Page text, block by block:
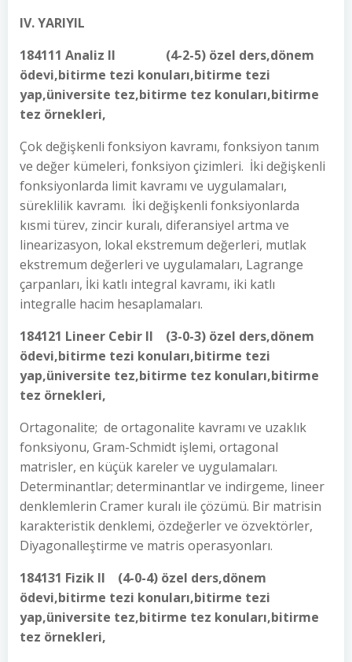
IV. YARIYIL
184111 Analiz II (4-2-5) özel ders,dönem
ödevi,bitirme tezi konuları,bitirme tezi
yap,üniversite tez,bitirme tez konuları,bitirme
tez örnekleri,
Çok değişkenli fonksiyon kavramı, fonksiyon tanım
ve değer kümeleri, fonksiyon çizimleri. İki değişkenli
fonksiyonlarda limit kavramı ve uygulamaları,
süreklilik kavramı. İki değişkenli fonksiyonlarda
kısmi türev, zincir kuralı, diferansiyel artma ve
linearizasyon, lokal ekstremum değerleri, mutlak
ekstremum değerleri ve uygulamaları, Lagrange
çarpanları, İki katlı integral kavramı, iki katlı
integralle hacim hesaplamaları.
184121 Lineer Cebir II (3-0-3) özel ders,dönem
ödevi,bitirme tezi konuları,bitirme tezi
yap,üniversite tez,bitirme tez konuları,bitirme
tez örnekleri,
Ortagonalite; de ortagonalite kavramı ve uzaklık
fonksiyonu, Gram-Schmidt işlemi, ortagonal
matrisler, en küçük kareler ve uygulamaları.
Determinantlar; determinantlar ve indirgeme, lineer
denklemlerin Cramer kuralı ile çözümü. Bir matrisin
karakteristik denklemi, özdeğerler ve özvektörler,
Diyagonalleştirme ve matris operasyonları.
184131 Fizik II (4-0-4) özel ders,dönem
ödevi,bitirme tezi konuları,bitirme tezi
yap,üniversite tez,bitirme tez konuları,bitirme
tez örnekleri,